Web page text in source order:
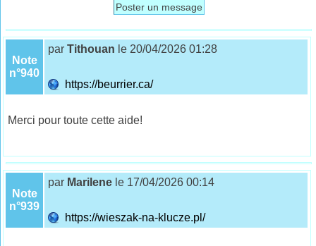
Poster un message
Note
n°940
parTithouan le 20/04/2026 01:28
https://beurrier.ca/
Merci pour toute cette aide!
Note
n°939
par Marilene le 17/04/2026 00:14
https://wieszak-na-klucze.pl/